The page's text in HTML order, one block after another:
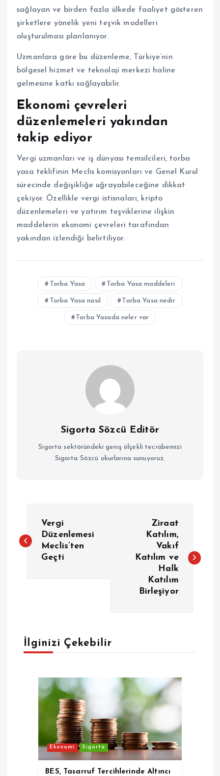
sağlayan ve birden fazla ülkede faaliyet gösteren
şirketlere yönelik yeni teşvik modelleri
oluşturulması planlanıyor.
Uzmanlara göre bu düzenleme, Türkiye’nin
bölgesel hizmet ve teknoloji merkezi haline
gelmesine katkı sağlayabilir.
Ekonomi çevreleri
düzenlemeleri yakından
takip ediyor
Vergi uzmanları ve iş dünyası temsilcileri, torba
yasa teklifinin Meclis komisyonları ve Genel Kurul
sürecinde değişikliğe uğrayabileceğine dikkat
çekiyor. Özellikle vergi istisnaları, kripto
düzenlemeleri ve yatırım teşviklerine ilişkin
maddelerin ekonomi çevreleri tarafından
yakından izlendiği belirtiliyor.
Torba Yasa Torba Yasa maddeleri
Torba Yasa nasıl Torba Yasa nedir
Torba Yasada neler var
Sigorta Sözcü Editör
Sigorta sektöründeki geniş ölçekli tecrübemizi
Sigorta Sözcü okurlarına sunuyoruz.
a
e
z
Vergi
Düzenlemesi
Meclis’ten
Geçti
Ziraat
Katılım,
Vakıf
Katılım ve
Halk
Katılım
Birleşiyor
İlginizi Çekebilir
Ekonomi Sigorta
BES, Tasarruf Tercihlerinde Altıncı